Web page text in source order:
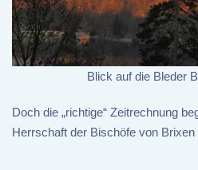
Blick auf die Bleder
Doch die „richtige“ Zeitrechnung
Herrschaft der Bischöfe von Brixen